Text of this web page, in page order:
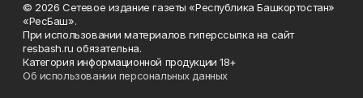
© 2026 Сетевое издание газеты «Республика Башкортостан»
«РесБаш».
При использовании материалов гиперссылка на сайт
resbash.ru обязательна.
Категория информационной продукции 18+
Об использовании персональных данных